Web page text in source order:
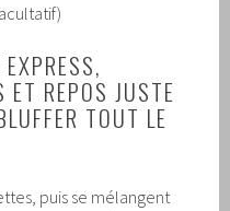
ET REPOS JUSTE
TOUT LE
puis se mélangent